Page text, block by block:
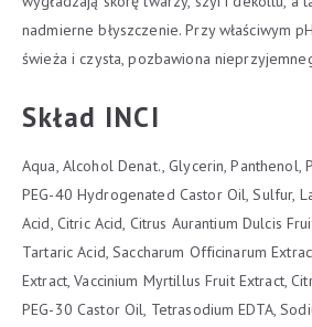
nadmierne błyszczenie. Przy właściwym
świeża i czysta, pozbawiona
Skład INCI
Aqua, Alcohol Denat., Glycerin, Panthenol,
PEG-40 Hydrogenated Castor Oil, Sulfur,
Acid, Citric Acid, Citrus Aurantium Dulcis
Tartaric Acid, Saccharum Officinarum
Extract, Vaccinium Myrtillus Fruit Extract,
PEG-30 Castor Oil, Tetrasodium EDTA,